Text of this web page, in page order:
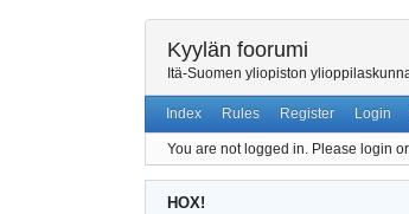
Kyylän foorumi
Itä-Suomen yliopiston
Index Rules Register Login
You are not logged in. Please login
HOX!